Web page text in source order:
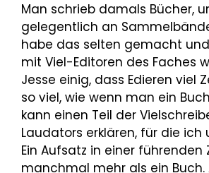
Man schrieb damals Bücher,
gelegentlich an
habe das selten gemacht
mit Viel-Editoren des Faches
Jesse einig, dass Edieren viel
so viel, wie wenn man ein
kann einen Teil der
Laudators erklären, für die ich
Ein Aufsatz in einer
manchmal mehr als ein Buch.